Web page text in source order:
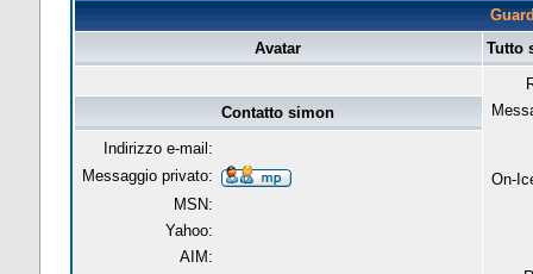
Avatar
Tutto
On-
Contatto simon
Indirizzo e-mail:
Messaggio privato:
MSN:
Yahoo:
AIM: